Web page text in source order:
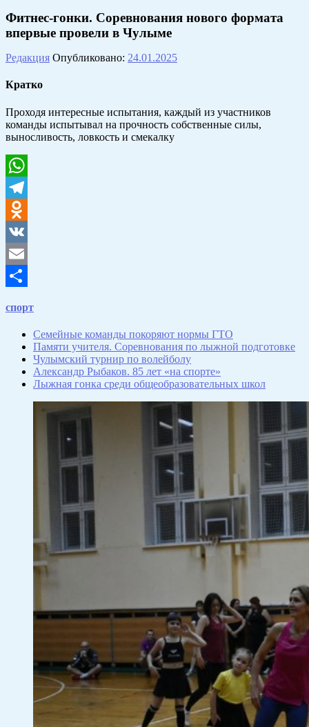
Фитнес-гонки. Соревнования нового формата
впервые провели в Чулыме
Редакция Опубликовано: 24.01.2025
Кратко
Проходя интересные испытания, каждый из участников
команды испытывал на прочность собственные силы,
выносливость, ловкость и смекалку
WhatsApp
Telegram
Odnoklassniki
VK
Email
спорт
Семейные команды покоряют нормы ГТО
Памяти учителя. Соревнования по лыжной подготовке
Чулымский турнир по волейболу
Александр Рыбаков. 85 лет «на спорте»
Лыжная гонка среди общеобразовательных школ